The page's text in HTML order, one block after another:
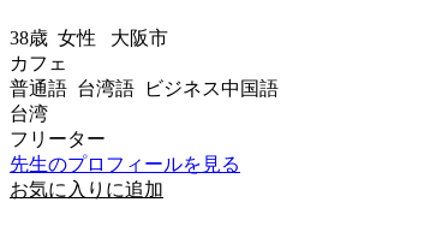
38歳 女性 大阪市
カフェ
普通語 台湾語 ビジネス中国語
台湾
フリーター
先生のプロフィールを見る
お気に入りに追加